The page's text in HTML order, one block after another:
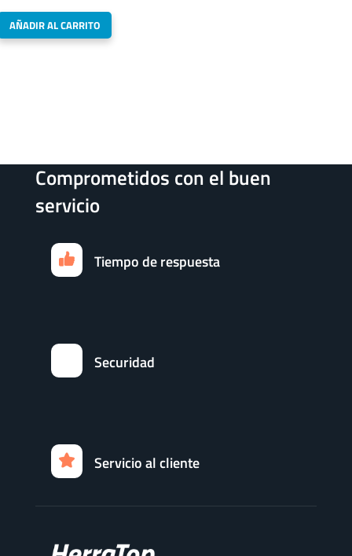
AÑADIR AL CARRITO
Comprometidos con el buen
servicio
Tiempo de respuesta
Securidad
Servicio al cliente